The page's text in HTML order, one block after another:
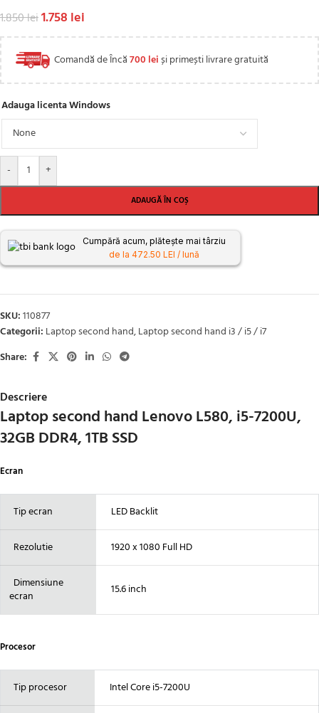
1.850lei1.758 lei
Comandă de Încă700 leiși primești livrare gratuită
Adauga licenta Windows
- +
ADAUGĂ ÎN COȘ
Cumpără acum, plătește mai târziu
de la 472.50 LEI / lună
SKU:110877
Categorii: Laptop second hand,Laptop second hand i3 / i5 / i7
Share:
Descriere
Laptop second hand Lenovo L580, i5-7200U,
32GB DDR4, 1TB SSD
Ecran
Tip ecran LED Backlit
Rezolutie 1920 x 1080 Full HD
Dimensiune
ecran
15.6 inch
Procesor
Tip procesor Intel Core i5-7200U